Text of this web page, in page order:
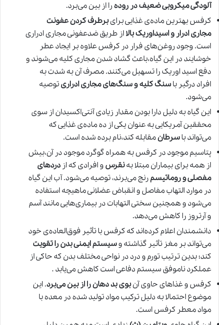
آلودگی میکروبی ضعیف در رودهرا از بین می‌برد.
کرفس بهترین ماده‌ی غذایی برایبرطرف کردن عفونت
مجاری ادرار و اسیداوریک بالااز طریق ضدعفونی مجاری ادراری
است. وجود روغن‌های فرار در کرفس علاوه بر ایجاد عطر
خوشایند در این گیاه،باعث گشاد شدن مجاری کلیه می‌شوندو
دفع اسید اوریک را تسهیل می‌کنند. مصرف آن به شدت به
افراد درگیر باسنگ کلیه و سنگ‌های مجاری ادراریتوصیه
می‌شود.
این گیاه به دلیل دارا بودن مقدار زیادی آنتی‌اکسیدان از سوی
محققین آمریکایی به عنوان یکی از ده ماده‌ی غذایی که
می‌تواند باسرطانمقابله کند،نام برده شده است.
پتاسیم موجود در کرفس به همراه گوگرد موجود در آن،بیش
از همه برای بیماران مبتلا بهنقرس و افرادی که از دردهای
مفصلی و روماتیسمرنج می‌برند، توصیه می‌شود. آب این گیاه
در موارد التهاب مفاصل و انقباض عضلانی ماهیچه استفاده
می‌‌شود و همچنین سختی التهابات در بیماری‌‌هایی مانند آسم
و آرتروز را کاهش می‌‌دهد.
دانشمندان اعلام کرده‌‌اند که کرفس با تأثیر فوق‌‌العاده‌ی خود
می‌‌تواند بر مغز تأثیر گذاشته وسیستم ایمنی بدن را تقویت
کند؛ بدین ترتیب تورم و درد در نواحی مختلف بدن که حاکی از
عملکرد ناموفق سیستم دفاعی است کاهش می‌‌یابد .
کرفس و غذاهای حاوی آنبوی بد دهان را از بین می‌برد. این
موضوع احتمالا به دلیل ترکیب مواد تولید شده در معده با
مواد معطر کرفس است.